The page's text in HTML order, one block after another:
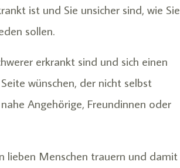
ist und Sie unsicher sind, wie Sie
sollen.
erkrankt sind und sich einen
wünschen, der nicht selbst
Angehörige, Freundinnen oder
lieben Menschen trauern und damit